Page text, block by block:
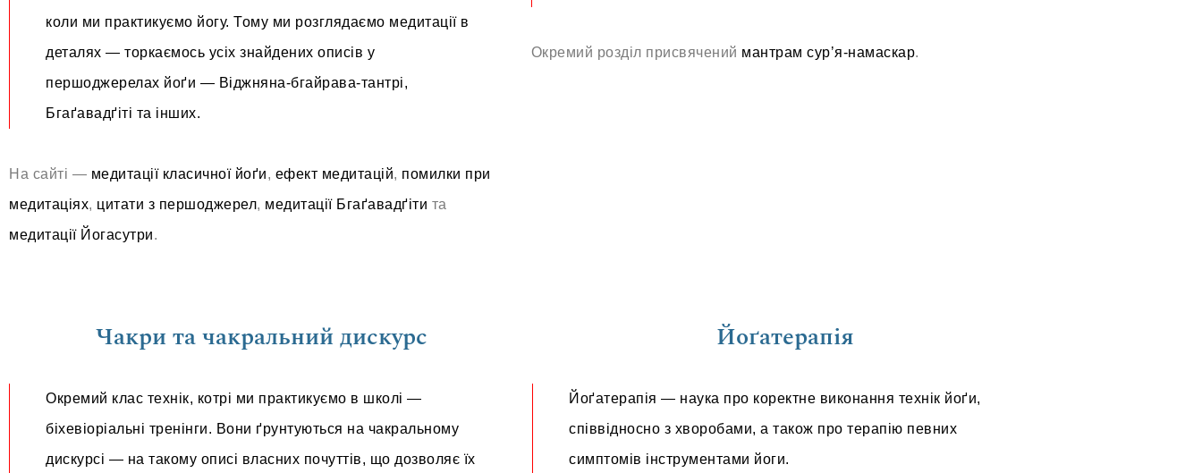
коли ми практикуємо йогу. Тому ми розглядаємо медитації в
деталях — торкаємось усіх знайдених описів у
першоджерелах йоґи — Віджняна-бгайрава-тантрі,
Бгаґавадґіті та інших.
На сайті — медитації класичної йоґи, ефект медитацій, помилки при
медитаціях, цитати з першоджерел, медитації Бгаґавадґіти та
медитації Йогасутри.
Окремий розділ присвячений мантрам сурʼя-намаскар.
Чакри та чакральний дискурс
Окремий клас технік, котрі ми практикуємо в школі —
біхевіоріальні тренінги. Вони ґрунтуються на чакральному
дискурсі — на такому описі власних почуттів, що дозволяє їх
Йоґатерапія
Йоґатерапія — наука про коректне виконання технік йоґи,
співвідносно з хворобами, а також про терапію певних
симптомів інструментами йоги.